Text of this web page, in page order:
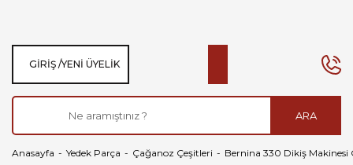
ARA
GIRIŞ /YENI ÜYELIK
Anasayfa Yedek Parça Çağanoz Çeşitleri Bernina 330 Dikiş Makinesi